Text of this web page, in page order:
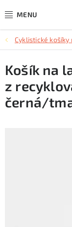
na
CYKLISTIKA
SJEZDOVÉ LYŽOVÁNÍ
SKIALPOVÉ
Cyklistické košíky
Košík na
z
černá/